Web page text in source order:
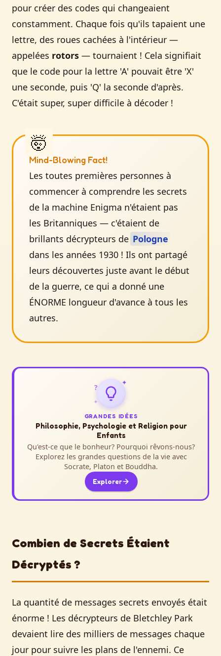
pour créer des codes qui changeaient
constamment. Chaque fois qu'ils tapaient une
lettre, des roues cachées à l'intérieur —
appelées rotors — tournaient ! Cela signifiait
que le code pour la lettre 'A' pouvait être 'X'
une seconde, puis 'Q' la seconde d'après.
C'était super, super difficile à décoder !
Mind-Blowing Fact!
Les toutes premières personnes à
commencer à comprendre les secrets
de la machine Enigma n'étaient pas
les Britanniques — c'étaient de
brillants décrypteurs de Pologne
dans les années 1930 ! Ils ont partagé
leurs découvertes juste avant le début
de la guerre, ce qui a donné une
ÉNORME longueur d'avance à tous les
autres.
✦
✦
?
GRANDES IDÉES
Philosophie, Psychologie et Religion pour
Enfants
Qu'est-ce que le bonheur? Pourquoi rêvons-nous?
Explorez les grandes questions de la vie avec
Socrate, Platon et Bouddha.
Explorer
Combien de Secrets Étaient
Décryptés ?
La quantité de messages secrets envoyés était
énorme ! Les décrypteurs de Bletchley Park
devaient lire des milliers de messages chaque
jour pour suivre les plans de l'ennemi. Ce